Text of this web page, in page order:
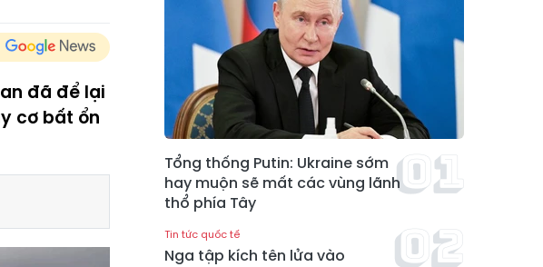
đã để lại
cơ bất ổn
Tổng thống Putin: Ukraine sớm
hay muộn sẽ mất các vùng lãnh
thổ phía Tây
Tin tức quốc tế
Nga tập kích tên lửa vào